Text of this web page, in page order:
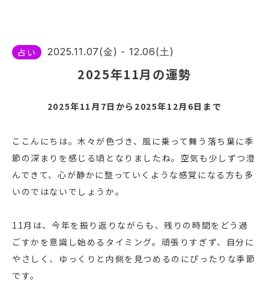
占い 2025.11.07(金) - 12.06(土)
2025年11月の運勢
2025年11月7日から2025年12月6日まで
ここんにちは。木々が色づき、風に乗って舞う落ち葉に季
節の深まりを感じる頃となりましたね。空気も少しずつ澄
んできて、心が静かに整っていくような感覚になる方も多
いのではないでしょうか。
11月は、今年を振り返りながらも、残りの時間をどう過
ごすかを意識し始めるタイミング。頑張りすぎず、自分に
やさしく、ゆっくりと内側を見つめるのにぴったりな季節
です。